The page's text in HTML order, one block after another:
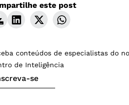
este post
conteúdos de especialistas do
de Inteligência
se